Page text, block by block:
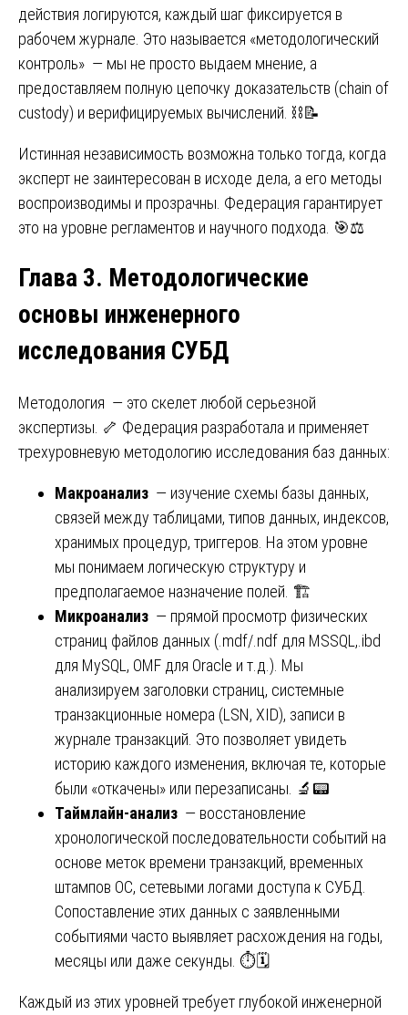
действия логируются, каждый шаг фиксируется в
рабочем журнале. Это называется «методологический
контроль» — мы не просто выдаем мнение, а
предоставляем полную цепочку доказательств (chain of
custody) и верифицируемых вычислений. ⛓️📝
Истинная независимость возможна только тогда, когда
эксперт не заинтересован в исходе дела, а его методы
воспроизводимы и прозрачны. Федерация гарантирует
это на уровне регламентов и научного подхода. 🎯⚖️
Глава 3. Методологические
основы инженерного
исследования СУБД
Методология — это скелет любой серьезной
экспертизы. 🦴 Федерация разработала и применяет
трехуровневую методологию исследования баз данных:
Макроанализ — изучение схемы базы данных,
связей между таблицами, типов данных, индексов,
хранимых процедур, триггеров. На этом уровне
мы понимаем логическую структуру и
предполагаемое назначение полей. 🏗️
Микроанализ — прямой просмотр физических
страниц файлов данных (.mdf/.ndf для MSSQL,.ibd
для MySQL, OMF для Oracle и т.д.). Мы
анализируем заголовки страниц, системные
транзакционные номера (LSN, XID), записи в
журнале транзакций. Это позволяет увидеть
историю каждого изменения, включая те, которые
были «откачены» или перезаписаны. 🔬📟
Таймлайн-анализ — восстановление
хронологической последовательности событий на
основе меток времени транзакций, временных
штампов ОС, сетевыми логами доступа к СУБД.
Сопоставление этих данных с заявленными
событиями часто выявляет расхождения на годы,
месяцы или даже секунды. ⏱️🗓️
Каждый из этих уровней требует глубокой инженерной